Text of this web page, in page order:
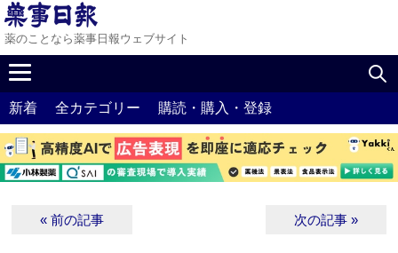
薬のことなら薬事日報ウェブサイト
新着 全カテゴリー 購読・購入・登録
« 前の記事 次の記事 »